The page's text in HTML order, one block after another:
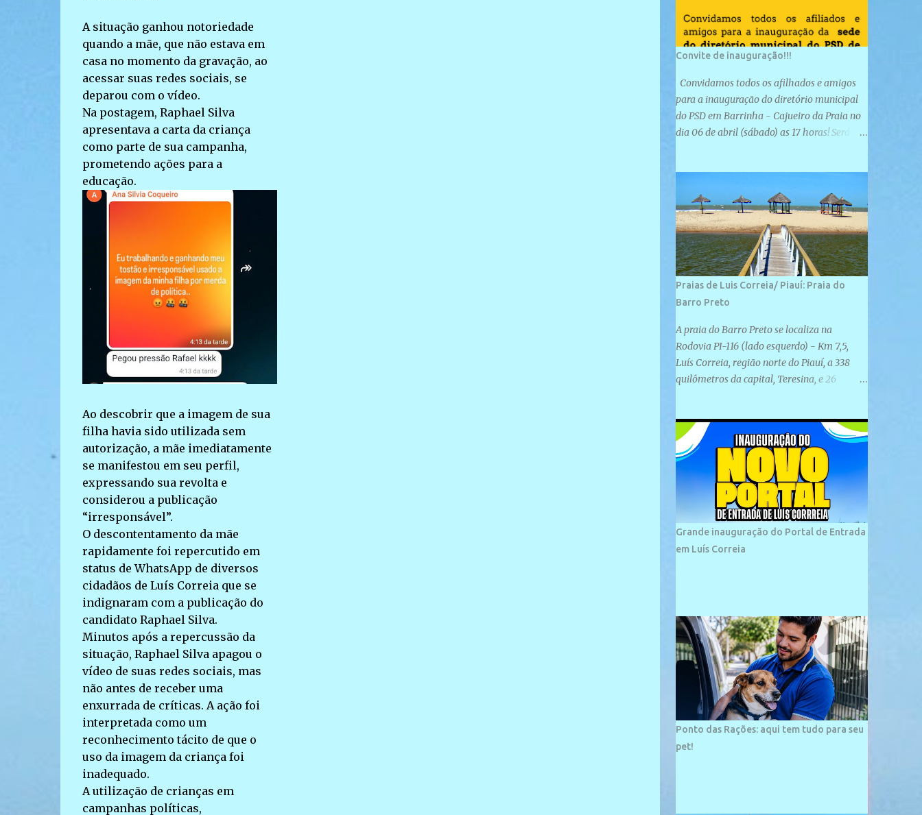
A situação ganhou notoriedade
quando a mãe, que não estava em
casa no momento da gravação, ao
acessar suas redes sociais, se
deparou com o vídeo.
Na postagem, Raphael Silva
apresentava a carta da criança
como parte de sua campanha,
prometendo ações para a
educação.
Ao descobrir que a imagem de sua
filha havia sido utilizada sem
autorização, a mãe imediatamente
se manifestou em seu perfil,
expressando sua revolta e
considerou a publicação
“irresponsável”.
O descontentamento da mãe
rapidamente foi repercutido em
status de WhatsApp de diversos
cidadãos de Luís Correia que se
indignaram com a publicação do
candidato Raphael Silva.
Minutos após a repercussão da
situação, Raphael Silva apagou o
vídeo de suas redes sociais, mas
não antes de receber uma
enxurrada de críticas. A ação foi
interpretada como um
reconhecimento tácito de que o
uso da imagem da criança foi
inadequado.
A utilização de crianças em
campanhas políticas,
Convite de inauguração!!!
Convidamos todos os afilhados e amigos
para a inauguração do diretório municipal
do PSD em Barrinha - Cajueiro da Praia no
dia 06 de abril (sábado) as 17 horas! Será
localizada na Rua São José, 98 Barrinha -
Cajueiro da Praia.
Praias de Luis Correia/ Piauí: Praia do
Barro Preto
A praia do Barro Preto se localiza na
Rodovia PI-116 (lado esquerdo) - Km 7,5,
Luís Correia, região norte do Piauí, a 338
quilômetros da capital, Teresina, e 26
plana e retilínea na maior parte de sua
extensão, chegando a mais ou menos a 1,5
km de paisagens exuberantes. Possui ondas
suaves devido ao extensivo molhe de pedras
que não chegam a 2 metros de altura, não
apresentando dunas em seu espaço
geográfico. Não se sabe ao certo porque a
praia leva esse nome, e muitas das suas
vizinhos. O bairro onde se localiza a praia é
palco de amplos investimentos e projetos
grandiosos como hotéis, pousadas e
residências de veraneio de grande porte. O
maior empreendimento fixado nessa área é
o SESC Praia, inaugurado em 12 de julho de
1996. Com arquitetura moderna,...
Grande inauguração do Portal de Entrada
em Luís Correia
Ponto das Rações: aqui tem tudo para seu
pet!